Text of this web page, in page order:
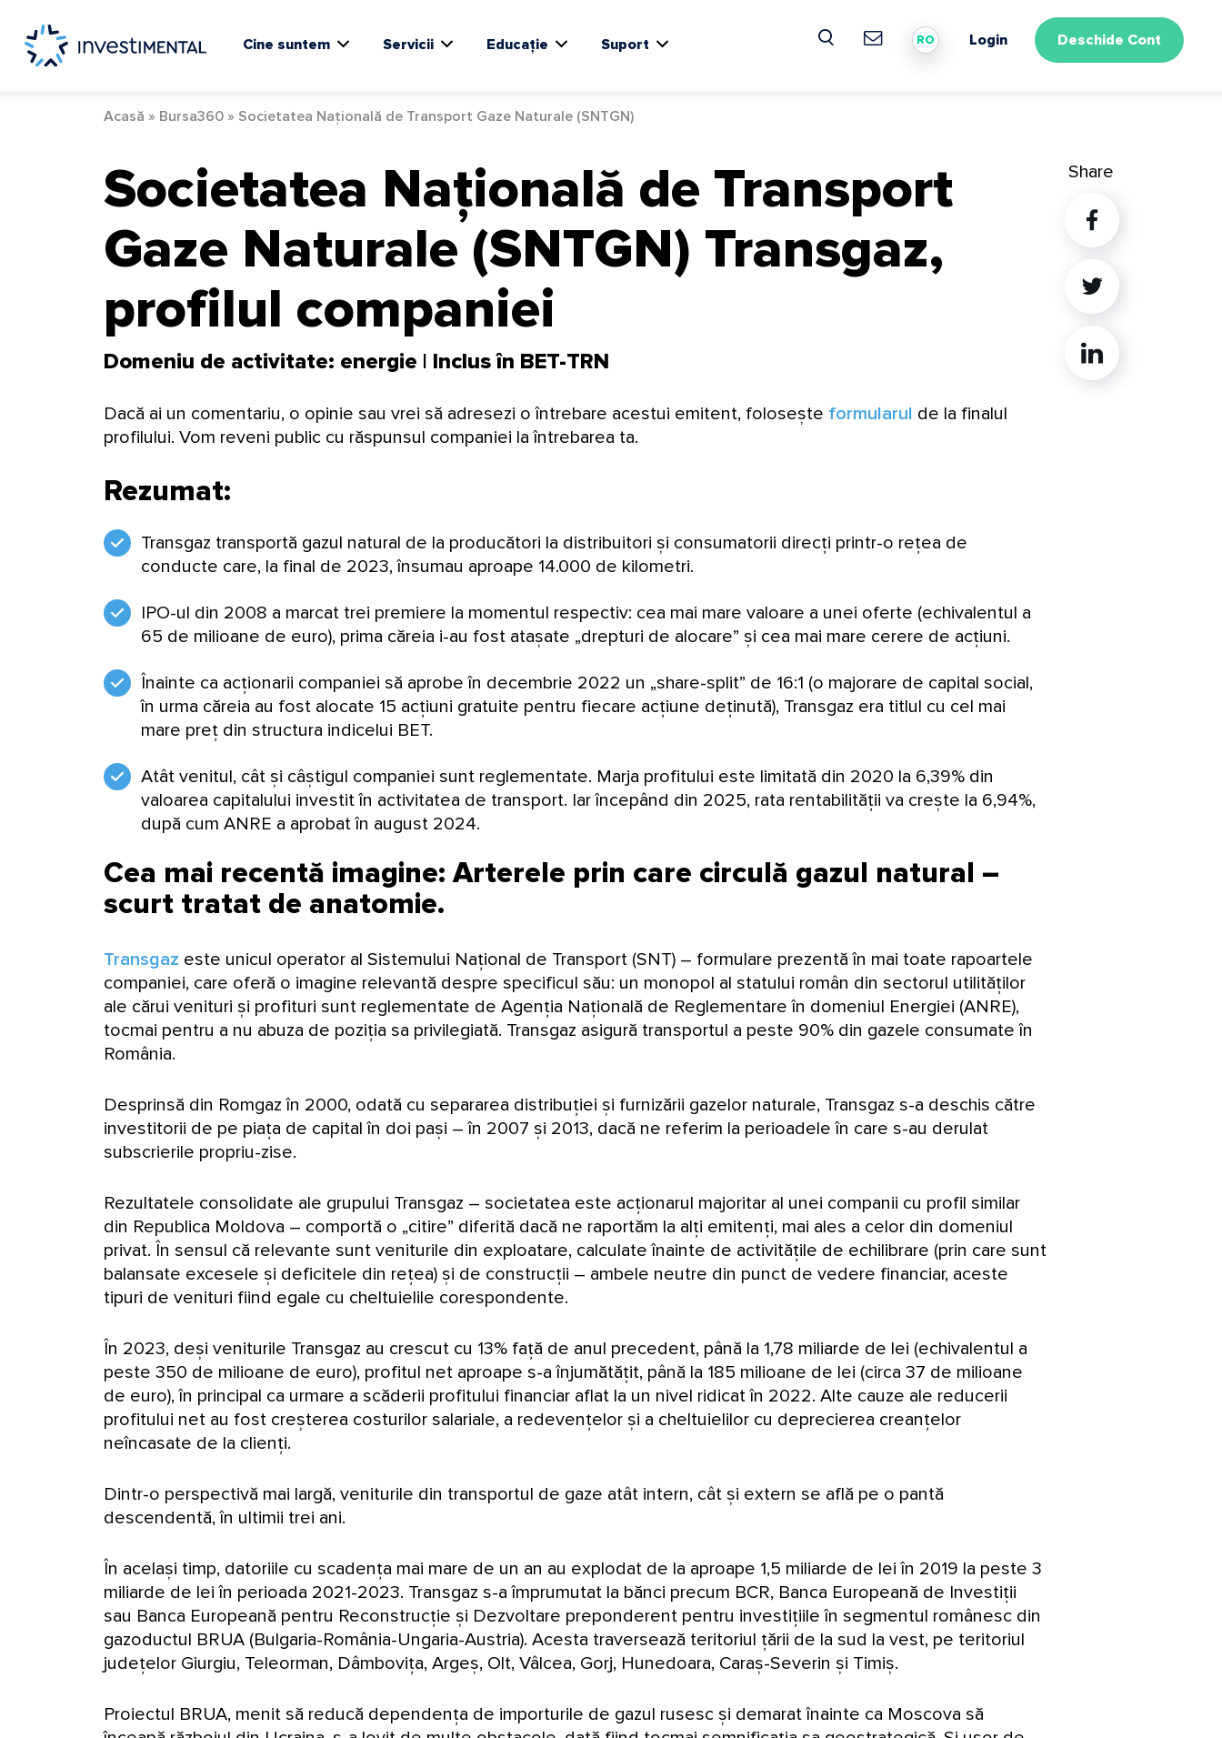
content
Cine suntem Servicii Educație Suport RO Login Deschide Cont
Acasă » Bursa360 » Societatea Națională de Transport Gaze Naturale (SNTGN)
Societatea Națională de Transport
Gaze Naturale (SNTGN) Transgaz,
profilul companiei
Domeniu de activitate: energie | Inclus în BET-TRN
Dacă ai un comentariu, o opinie sau vrei să adresezi o întrebare acestui emitent, folosește formularul de la finalul
profilului. Vom reveni public cu răspunsul companiei la întrebarea ta.
Rezumat:
Transgaz transportă gazul natural de la producători la distribuitori și consumatorii direcți printr-o rețea de
conducte care, la final de 2023, însumau aproape 14.000 de kilometri.
IPO-ul din 2008 a marcat trei premiere la momentul respectiv: cea mai mare valoare a unei oferte (echivalentul a
65 de milioane de euro), prima căreia i-au fost atașate „drepturi de alocare” și cea mai mare cerere de acțiuni.
Înainte ca acționarii companiei să aprobe în decembrie 2022 un „share-split” de 16:1 (o majorare de capital social,
în urma căreia au fost alocate 15 acțiuni gratuite pentru fiecare acțiune deținută), Transgaz era titlul cu cel mai
mare preț din structura indicelui BET.
Atât venitul, cât și câștigul companiei sunt reglementate. Marja profitului este limitată din 2020 la 6,39% din
valoarea capitalului investit în activitatea de transport. Iar începând din 2025, rata rentabilității va crește la 6,94%,
după cum ANRE a aprobat în august 2024.
Cea mai recentă imagine: Arterele prin care circulă gazul natural –
scurt tratat de anatomie.
Transgaz este unicul operator al Sistemului Național de Transport (SNT) – formulare prezentă în mai toate rapoartele
companiei, care oferă o imagine relevantă despre specificul său: un monopol al statului român din sectorul utilităților
ale cărui venituri și profituri sunt reglementate de Agenția Națională de Reglementare în domeniul Energiei (ANRE),
tocmai pentru a nu abuza de poziția sa privilegiată. Transgaz asigură transportul a peste 90% din gazele consumate în
România.
Desprinsă din Romgaz în 2000, odată cu separarea distribuției și furnizării gazelor naturale, Transgaz s-a deschis către
investitorii de pe piața de capital în doi pași – în 2007 și 2013, dacă ne referim la perioadele în care s-au derulat
subscrierile propriu-zise.
Rezultatele consolidate ale grupului Transgaz – societatea este acționarul majoritar al unei companii cu profil similar
din Republica Moldova – comportă o „citire” diferită dacă ne raportăm la alți emitenți, mai ales a celor din domeniul
privat. În sensul că relevante sunt veniturile din exploatare, calculate înainte de activitățile de echilibrare (prin care sunt
balansate excesele și deficitele din rețea) și de construcții – ambele neutre din punct de vedere financiar, aceste
tipuri de venituri fiind egale cu cheltuielile corespondente.
În 2023, deși veniturile Transgaz au crescut cu 13% față de anul precedent, până la 1,78 miliarde de lei (echivalentul a
peste 350 de milioane de euro), profitul net aproape s-a înjumătățit, până la 185 milioane de lei (circa 37 de milioane
de euro), în principal ca urmare a scăderii profitului financiar aflat la un nivel ridicat în 2022. Alte cauze ale reducerii
profitului net au fost creșterea costurilor salariale, a redevențelor și a cheltuielilor cu deprecierea creanțelor
neîncasate de la clienți.
Dintr-o perspectivă mai largă, veniturile din transportul de gaze atât intern, cât și extern se află pe o pantă
descendentă, în ultimii trei ani.
În același timp, datoriile cu scadența mai mare de un an au explodat de la aproape 1,5 miliarde de lei în 2019 la peste 3
miliarde de lei în perioada 2021-2023. Transgaz s-a împrumutat la bănci precum BCR, Banca Europeană de Investiții
sau Banca Europeană pentru Reconstrucție și Dezvoltare preponderent pentru investițiile în segmentul românesc din
gazoductul BRUA (Bulgaria-România-Ungaria-Austria). Acesta traversează teritoriul țării de la sud la vest, pe teritoriul
județelor Giurgiu, Teleorman, Dâmbovița, Argeș, Olt, Vâlcea, Gorj, Hunedoara, Caraș-Severin și Timiș.
Proiectul BRUA, menit să reducă dependența de importurile de gazul rusesc și demarat înainte ca Moscova să
Share
Twitter
Linkedin